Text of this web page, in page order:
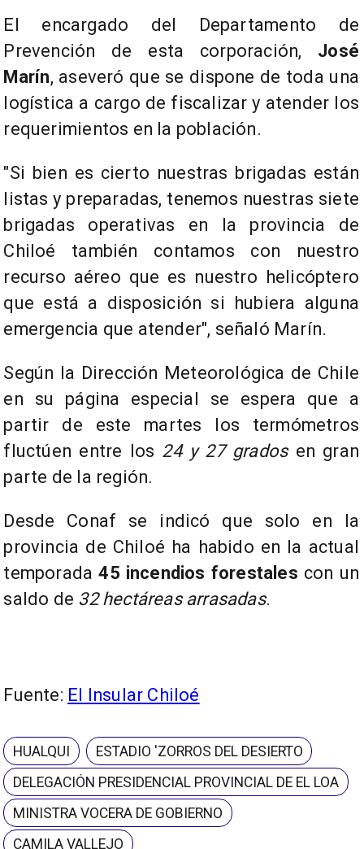
El encargado del Departamento de
Prevención de esta corporación, José
Marín, aseveró que se dispone de toda una
logística a cargo de fiscalizar y atender los
requerimientos en la población.
"Si bien es cierto nuestras brigadas están
listas y preparadas, tenemos nuestras siete
brigadas operativas en la provincia de
Chiloé también contamos con nuestro
recurso aéreo que es nuestro helicóptero
que está a disposición si hubiera alguna
emergencia que atender", señaló Marín.
Según la Dirección Meteorológica de Chile
en su página especial se espera que a
partir de este martes los termómetros
fluctúen entre los 24 y 27 gradosen gran
parte de la región.
Desde Conaf se indicó que solo en la
provincia de Chiloé ha habido en la actual
temporada45 incendios forestales con un
saldo de 32 hectáreas arrasadas.
Fuente: El Insular Chiloé
HUALQUI
ESTADIO 'ZORROS DEL DESIERTO
DELEGACIÓN PRESIDENCIAL PROVINCIAL DE EL LOA
MINISTRA VOCERA DE GOBIERNO
CAMILA VALLEJO